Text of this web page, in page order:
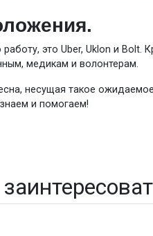
это Uber, Uklon и
медикам и волонтерам.
несущая такое
и помогаем!